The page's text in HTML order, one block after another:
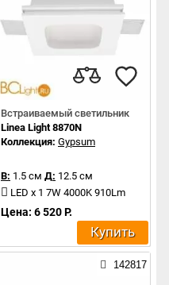
Встраиваемый светильник
Linea Light 8870N
Коллекция: Gypsum
В: 1.5 см Д: 12.5 см
LED x 1 7W 4000K 910Lm
Цена: 6 520 Р.
Купить
142817